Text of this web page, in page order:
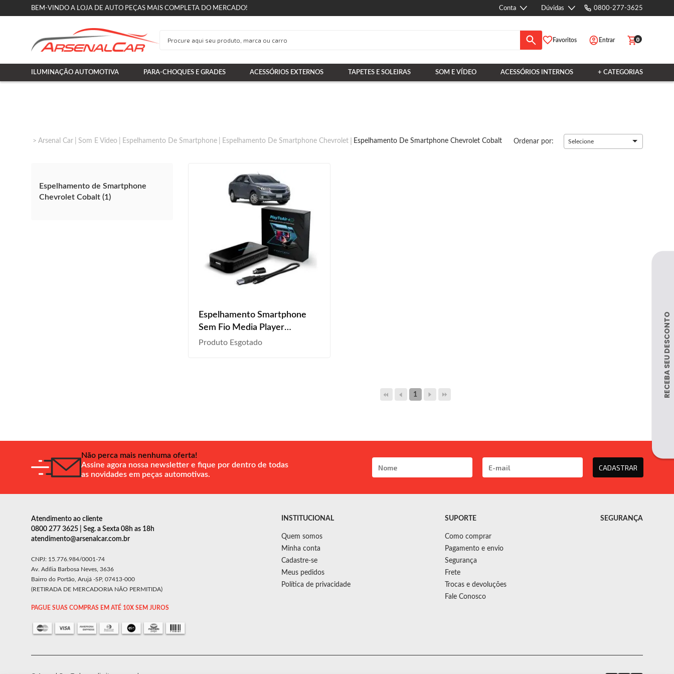
BEM-VINDO A LOJA DE AUTO PEÇAS MAIS COMPLETA DO MERCADO! Conta Dúvidas 0800-277-3625
Favoritos Entrar 0
ILUMINAÇÃO AUTOMOTIVA PARA-CHOQUES E GRADES ACESSÓRIOS EXTERNOS TAPETES E SOLEIRAS SOM E VÍDEO ACESSÓRIOS INTERNOS + CATEGORIAS
Arsenal Car Som E Vídeo Espelhamento De Smartphone Espelhamento De Smartphone Chevrolet Espelhamento De Smartphone Chevrolet Cobalt Ordenar por: Selecione
Espelhamento de Smartphone
Chevrolet Cobalt (1)
Espelhamento Smartphone
Sem Fio Media Player
Playtoair+ Cobalt 2016 A 2020
Produto Esgotado
1
Não perca mais nenhuma oferta!
Assine agora nossa newsletter e fique por dentro de todas
as novidades em peças automotivas.
CADASTRAR
Atendimento ao cliente
0800 277 3625 | Seg. a Sexta 08h as 18h
atendimento@arsenalcar.com.br
CNPJ: 15.776.984/0001-74
Av. Adília Barbosa Neves, 3636
Bairro do Portão, Arujá -SP, 07413-000
(RETIRADA DE MERCADORIA NÃO PERMITIDA)
PAGUE SUAS COMPRAS EM ATÉ 10X SEM JUROS
INSTITUCIONAL
Quem somos
Minha conta
Cadastre-se
Meus pedidos
Política de privacidade
SUPORTE
Como comprar
Pagamento e envio
Segurança
Frete
Trocas e devoluções
Fale Conosco
SEGURANÇA